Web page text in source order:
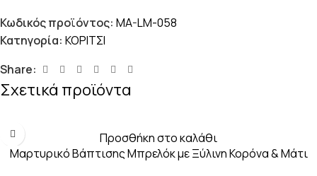
Κωδικός προϊόντος: MA-LM-058
Κατηγορία: ΚΟΡΙΤΣΙ
Share:
Σχετικά προϊόντα
Προσθήκη στο καλάθι
Μαρτυρικό Βάπτισης Μπρελόκ με Ξύλινη Κορόνα & Μάτι